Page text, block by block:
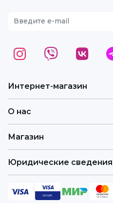
Интернет-магазин
О нас
Магазин
Юридические сведения